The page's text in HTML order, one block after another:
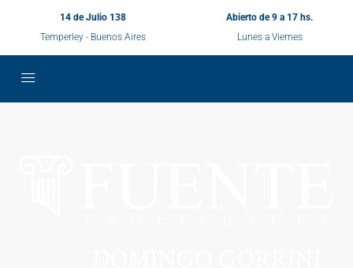
14 de Julio 138
Temperley - Buenos Aires
Abierto de 9 a 17 hs.
Lunes a Viernes